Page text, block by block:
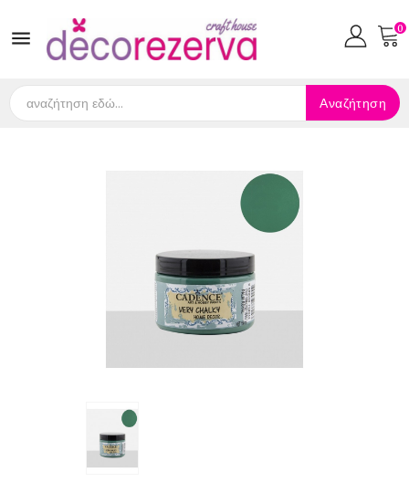
 0
Αναζήτηση